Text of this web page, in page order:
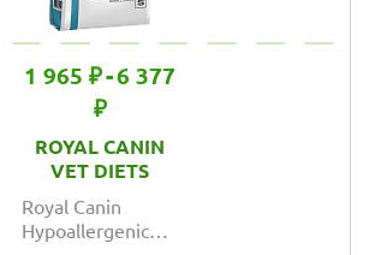
1 965 ₽-6 377
₽
ROYAL CANIN
VET DIETS
Royal Canin
Hypoallergenic